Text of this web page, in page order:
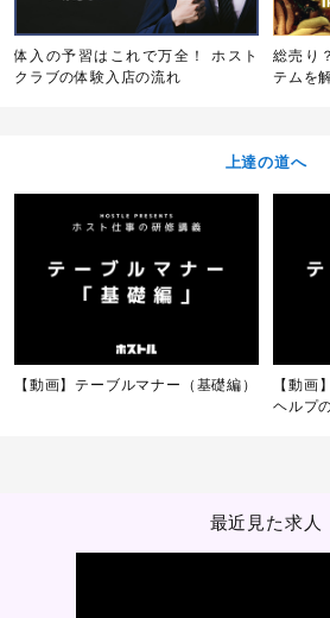
体入の予習はこれで万全！ ホスト
クラブの体験入店の流れ
総売り
テムを
上達の道へ
【動画】テーブルマナー（基礎編）
【動画
ヘルプ
最近見た求人